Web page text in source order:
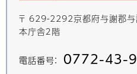
〒 629-2292京都府与謝郡
本庁舎２階
電話番号： 0772-43-